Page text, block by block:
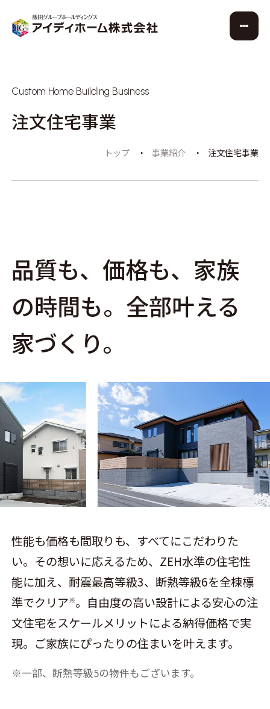
Custom Home Building Business
注文住宅事業
トップ 事業紹介 注文住宅事業
品質も、価格も、家族
の時間も。全部叶える
家づくり。
性能も価格も間取りも、すべてにこだわりた
い。その想いに応えるため、ZEH水準の住宅性
能に加え、耐震最高等級3、断熱等級6を全棟標
準でクリア※。自由度の高い設計による安心の注
文住宅をスケールメリットによる納得価格で実
現。ご家族にぴったりの住まいを叶えます。
一部、断熱等級5の物件もございます。